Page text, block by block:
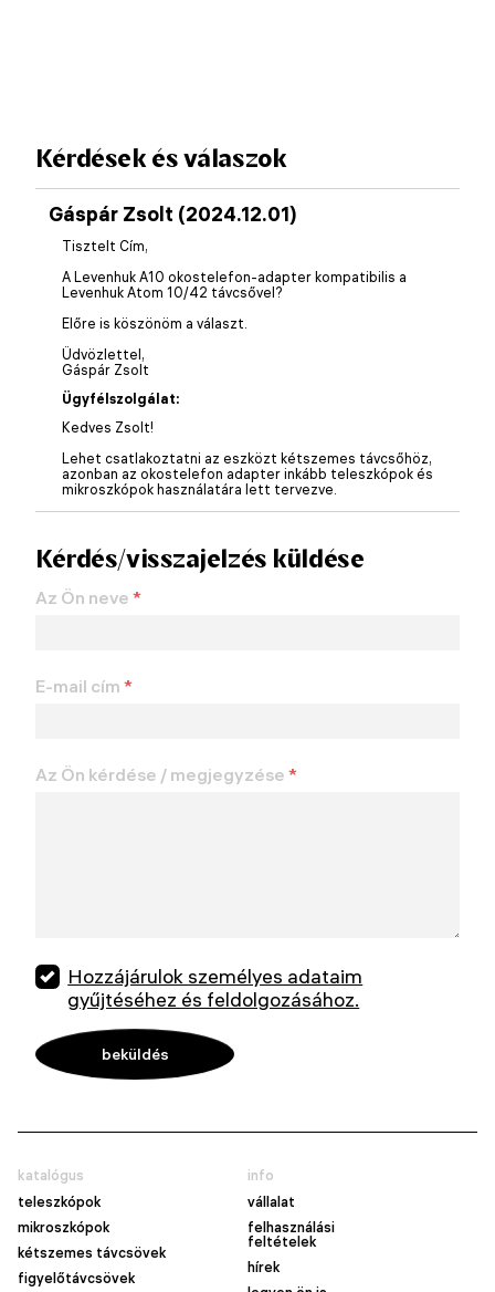
Kérdések és válaszok
Gáspár Zsolt (2024.12.01)
Tisztelt Cím,
A Levenhuk A10 okostelefon-adapter kompatibilis a
Levenhuk Atom 10/42 távcsővel?
Előre is köszönöm a választ.
Üdvözlettel,
Gáspár Zsolt
Ügyfélszolgálat:
Kedves Zsolt!
Lehet csatlakoztatni az eszközt kétszemes távcsőhöz,
azonban az okostelefon adapter inkább teleszkópok és
mikroszkópok használatára lett tervezve.
Kérdés/visszajelzés küldése
Az Ön neve *
E-mail cím *
Az Ön kérdése / megjegyzése *
Hozzájárulok személyes adataim
gyűjtéséhez és feldolgozásához.
katalógus
teleszkópok
mikroszkópok
kétszemes távcsövek
figyelőtávcsövek
info
vállalat
felhasználási
feltételek
hírek